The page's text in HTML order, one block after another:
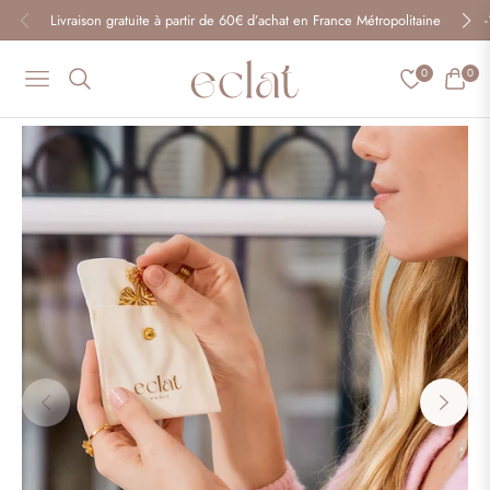
Livraison gratuite à partir de 60€ d’achat en France Métropolitaine
Navigation 0 Panier
0